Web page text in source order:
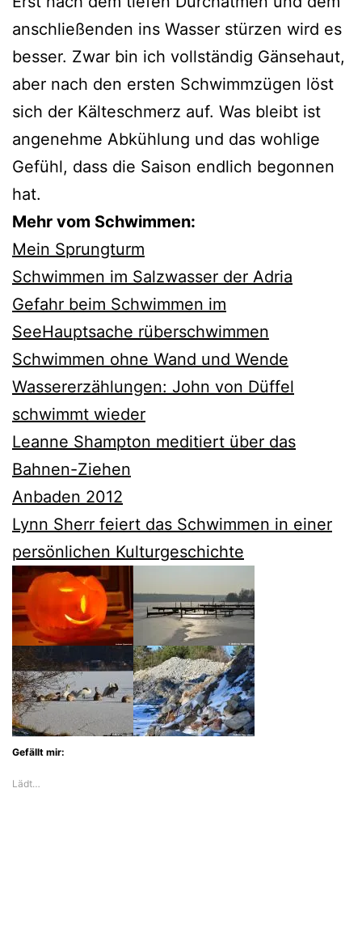
anschließenden ins Wasser stürzen wird es
besser. Zwar bin ich vollständig Gänsehaut,
aber nach den ersten Schwimmzügen löst
sich der Kälteschmerz auf. Was bleibt ist
angenehme Abkühlung und das wohlige
Gefühl, dass die Saison endlich begonnen
hat.
Mehr vom Schwimmen:
Mein Sprungturm
Schwimmen im Salzwasser der Adria
Gefahr beim Schwimmen im
SeeHauptsache rüberschwimmen
Schwimmen ohne Wand und Wende
Wassererzählungen: John von Düffel
schwimmt wieder
Leanne Shampton meditiert über das
Bahnen-Ziehen
Anbaden 2012
Lynn Sherr feiert das Schwimmen in einer
persönlichen Kulturgeschichte
Gefällt mir:
Lädt…